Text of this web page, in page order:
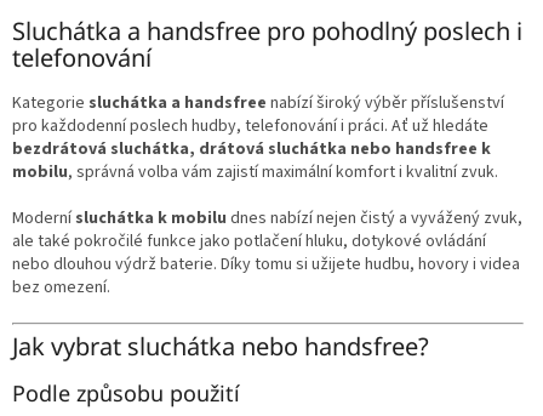
a
c
p
r
v
k
v
ý
p
u
v
á
Sluchátka a handsfree pro pohodlný poslech i
telefonování
Kategorie sluchátka a handsfree nabízí široký výběr příslušenství
pro každodenní poslech hudby, telefonování i práci. Ať už hledáte
bezdrátová sluchátka, drátová sluchátka nebo handsfree k
mobilu, správná volba vám zajistí maximální komfort i kvalitní zvuk.
Modernísluchátka k mobilu dnes nabízí nejen čistý a vyvážený zvuk,
ale také pokročilé funkce jako potlačení hluku, dotykové ovládání
nebo dlouhou výdrž baterie. Díky tomu si užijete hudbu, hovory i videa
bez omezení.
Jak vybrat sluchátka nebo handsfree?
Podle způsobu použití